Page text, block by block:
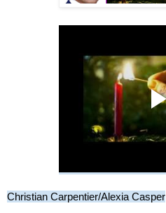
Christian Carpentier/Alexia Casper